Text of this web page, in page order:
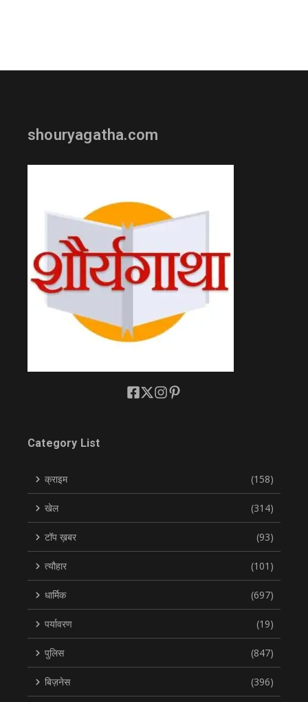
shouryagatha.com
Category List
क्राइम (158)
खेल (314)
टॉप ख़बर (93)
त्यौहार (101)
धार्मिक (697)
पर्यावरण (19)
पुलिस (847)
बिज़नेस (396)